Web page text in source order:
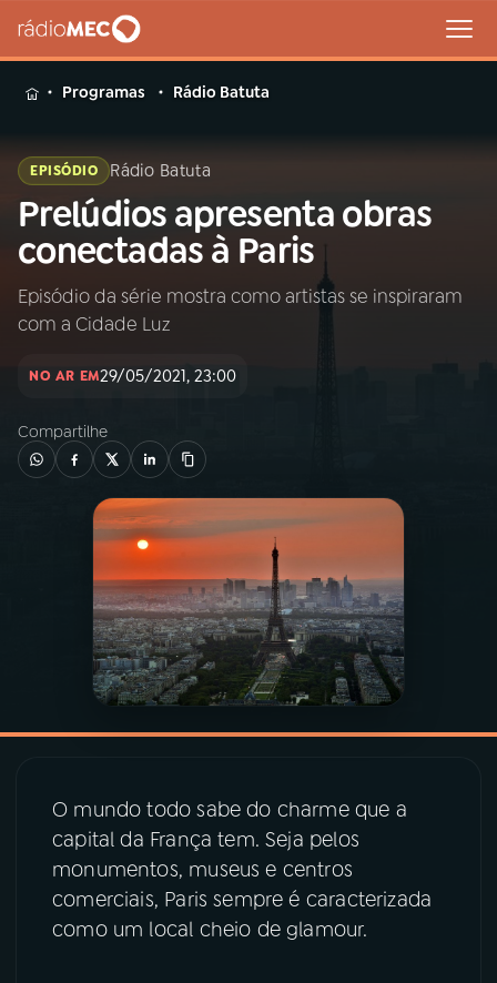
MENU
Buscar
na
Rádio
MEC
Buscar
Início
02A RÁDIO
PROGRAMAÇÃO
PROGRAMAS
PODCASTS
07ÚLTIMAS
PRÊMIO RÁDIO MEC
Programas Rádio Batuta
EPISÓDIO Rádio Batuta
Prelúdios apresenta obras
conectadas à Paris
Episódio da série mostra como artistas se inspiraram
com a Cidade Luz
NO AR EM29/05/2021, 23:00
Compartilhe
O mundo todo sabe do charme que a
capital da França tem. Seja pelos
monumentos, museus e centros
comerciais, Paris sempre é caracterizada
como um local cheio de glamour.